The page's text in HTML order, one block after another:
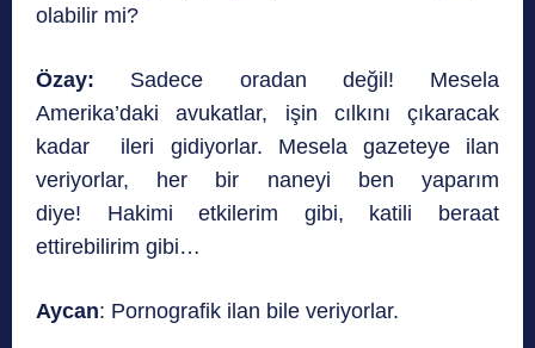
olabilir mi?
Özay: Sadece oradan değil! Mesela
Amerika’daki avukatlar, işin cılkını çıkaracak
kadar ileri gidiyorlar. Mesela gazeteye ilan
veriyorlar, her bir naneyi ben yaparım
diye! Hakimi etkilerim gibi, katili beraat
ettirebilirim gibi…
Aycan: Pornografik ilan bile veriyorlar.